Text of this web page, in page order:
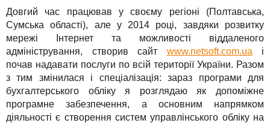
Довгий час працював у своєму регіоні (Полтавська,
Сумська області), але у 2014 році, завдяки розвитку
мережі Інтернет та можливості віддаленого
адміністрування, створив сайт www.netsoft.com.ua і
почав надавати послуги по всій території України. Разом
з тим змінилася і спеціалізація: зараз програми для
бухгалтерського обліку я розглядаю як допоміжне
програмне забезпечення, а основним напрямком
діяльності є створення систем управлінського обліку на